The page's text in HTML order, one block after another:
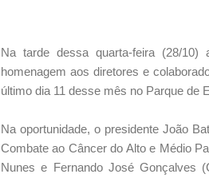
Na tarde dessa quarta-feira (28/10)
homenagem aos diretores e
último dia 11 desse mês no Parque de
Na oportunidade, o presidente João
Combate ao Câncer do Alto e Médio
Nunes e Fernando José Gonçalves